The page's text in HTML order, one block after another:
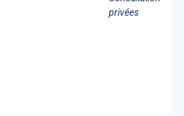
privées